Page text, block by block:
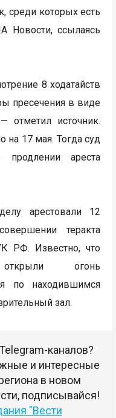
среди которых есть
Новости, ссылаясь
8 ходатайств
пресечения в виде
отметил источник.
на 17 мая. Тогда суд
продлении ареста
арестовали 12
теракта
РФ. Известно, что
огонь
по находившимся
зал.
каналов?
и интересные
в новом
подписывайся!
"Вести